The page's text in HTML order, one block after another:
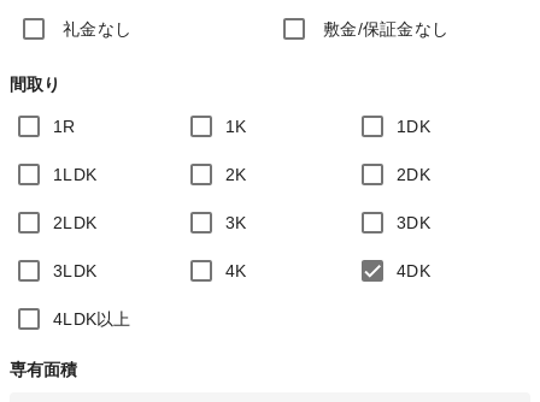
礼金なし 敷金/保証金なし
間取り
1R 1K 1DK
1LDK 2K 2DK
2LDK 3K 3DK
3LDK 4K 4DK
4LDK以上
専有面積